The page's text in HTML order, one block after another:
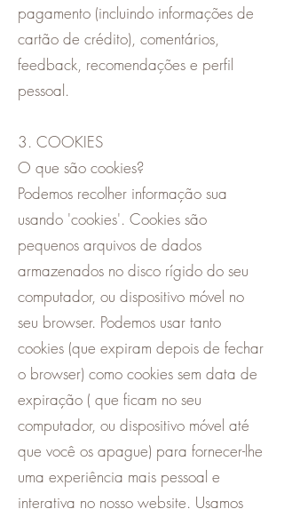
pagamento (incluindo informações de
cartão de crédito), comentários,
feedback, recomendações e perfil
pessoal.
3. COOKIES
O que são cookies?
Podemos recolher informação sua
usando 'cookies'. Cookies são
pequenos arquivos de dados
armazenados no disco rígido do seu
computador, ou dispositivo móvel no
seu browser. Podemos usar tanto
cookies (que expiram depois de fechar
o browser) como cookies sem data de
expiração ( que ficam no seu
computador, ou dispositivo móvel até
que você os apague) para fornecer-lhe
uma experiência mais pessoal e
interativa no nosso website. Usamos